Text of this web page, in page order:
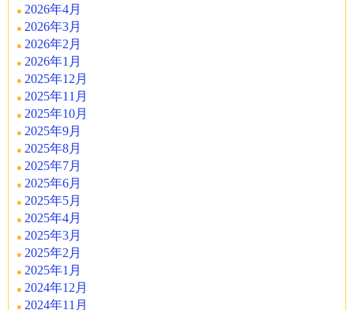
2026年4月
2026年3月
2026年2月
2026年1月
2025年12月
2025年11月
2025年10月
2025年9月
2025年8月
2025年7月
2025年6月
2025年5月
2025年4月
2025年3月
2025年2月
2025年1月
2024年12月
2024年11月